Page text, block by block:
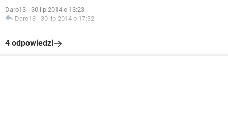
Daro13 - 30 lip 2014 o 13:23
Daro13 - 30 lip 2014 o 17:32
4 odpowiedzi